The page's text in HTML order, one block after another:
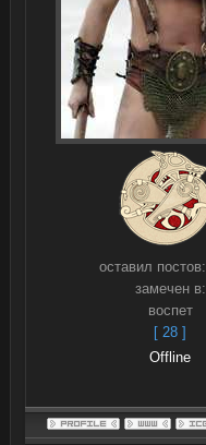
оставил постов:
замечен в:
воспет
[ 28 ]
Offline